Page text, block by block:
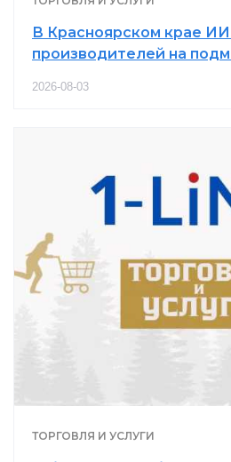
В Красноярском крае
производителей на
2026-08-03
ТОРГОВЛЯ И УСЛУГИ